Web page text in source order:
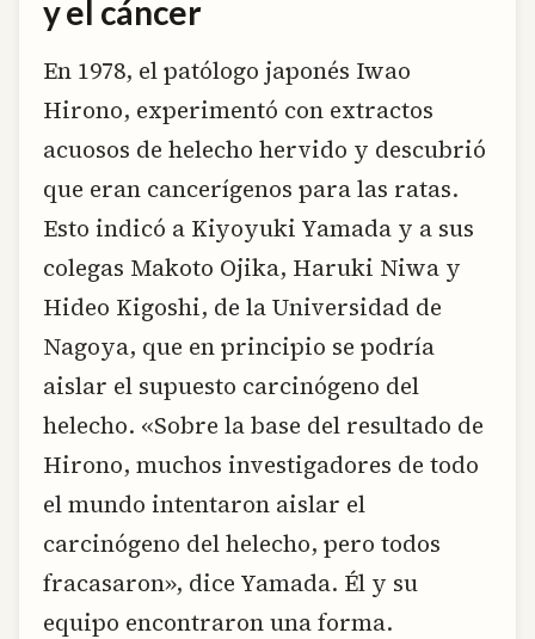
y el cáncer
En 1978, el patólogo japonés Iwao
Hirono, experimentó con extractos
acuosos de helecho hervido y descubrió
que eran cancerígenos para las ratas.
Esto indicó a Kiyoyuki Yamada y a sus
colegas Makoto Ojika, Haruki Niwa y
Hideo Kigoshi, de la Universidad de
Nagoya, que en principio se podría
aislar el supuesto carcinógeno del
helecho. «Sobre la base del resultado de
Hirono, muchos investigadores de todo
el mundo intentaron aislar el
carcinógeno del helecho, pero todos
fracasaron», dice Yamada. Él y su
equipo encontraron una forma.